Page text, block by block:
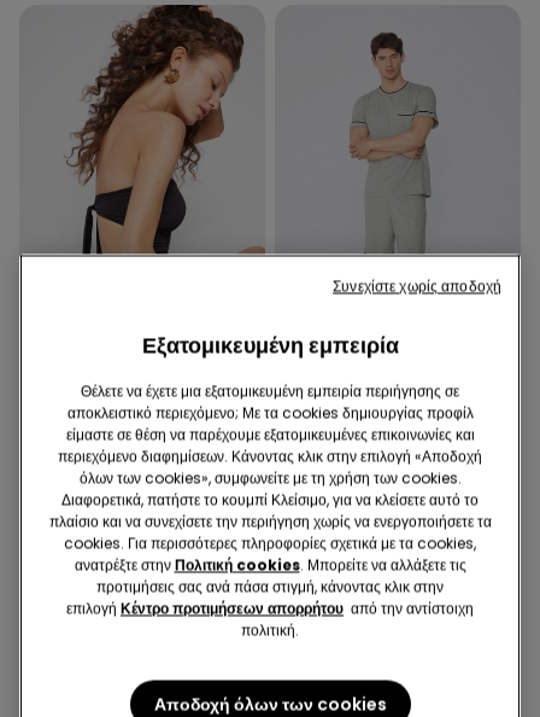
Ολόσωμο Μαγιό με Σουτιέν
Στράπλες από Ανακυκλωμένο
Microfiber με Σούρες
11,49 € -50%
-50%
3 Χρώματα
Κοντή Βαμβακερή Πιτζάμα
Basic με Ρέλι και Τσεπάκι
18,99 €
9,49 €-50%
Εξατομικευμένη εμπειρία
Θέλετε να έχετε μια εξατομικευμένη εμπειρία περιήγησης σε
αποκλειστικό περιεχόμενο; Με τα cookies δημιουργίας προφίλ
είμαστε σε θέση να παρέχουμε εξατομικευμένες επικοινωνίες και
περιεχόμενο διαφημίσεων. Κάνοντας κλικ στην επιλογή «Αποδοχή
όλων των cookies», συμφωνείτε με τη χρήση των cookies.
Διαφορετικά, πατήστε το κουμπί Κλείσιμο, για να κλείσετε αυτό το
πλαίσιο και να συνεχίσετε την περιήγηση χωρίς να ενεργοποιήσετε τα
cookies. Για περισσότερες πληροφορίες σχετικά με τα cookies,
ανατρέξτε στηνΠολιτική cookies. Μπορείτε να αλλάξετε τις
προτιμήσεις σας ανά πάσα στιγμή, κάνοντας κλικ στην
επιλογή Κέντρο προτιμήσεων απορρήτου από την αντίστοιχη
πολιτική.
Αποδοχή όλων των cookies
Συνεχίστε χωρίς αποδοχή